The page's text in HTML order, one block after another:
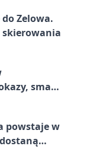
Zelowa.
skierowania
smaki
powstaje w